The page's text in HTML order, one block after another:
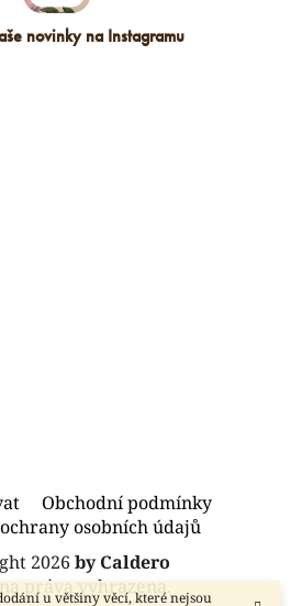
u většiny věcí, které nejsou
novinky na Instagramu
2026 by Caldero
práva vyhrazena.
Obchodní podmínky
osobních údajů